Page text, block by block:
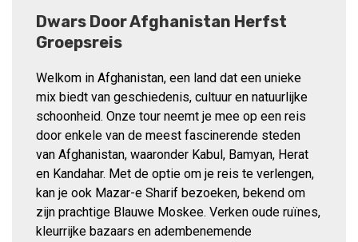
Dwars Door Afghanistan Herfst
Groepsreis
Welkom in Afghanistan, een land dat een unieke
mix biedt van geschiedenis, cultuur en natuurlijke
schoonheid. Onze tour neemt je mee op een reis
door enkele van de meest fascinerende steden
van Afghanistan, waaronder Kabul, Bamyan, Herat
en Kandahar. Met de optie om je reis te verlengen,
kan je ook Mazar-e Sharif bezoeken, bekend om
zijn prachtige Blauwe Moskee. Verken oude ruïnes,
kleurrijke bazaars en adembenemende